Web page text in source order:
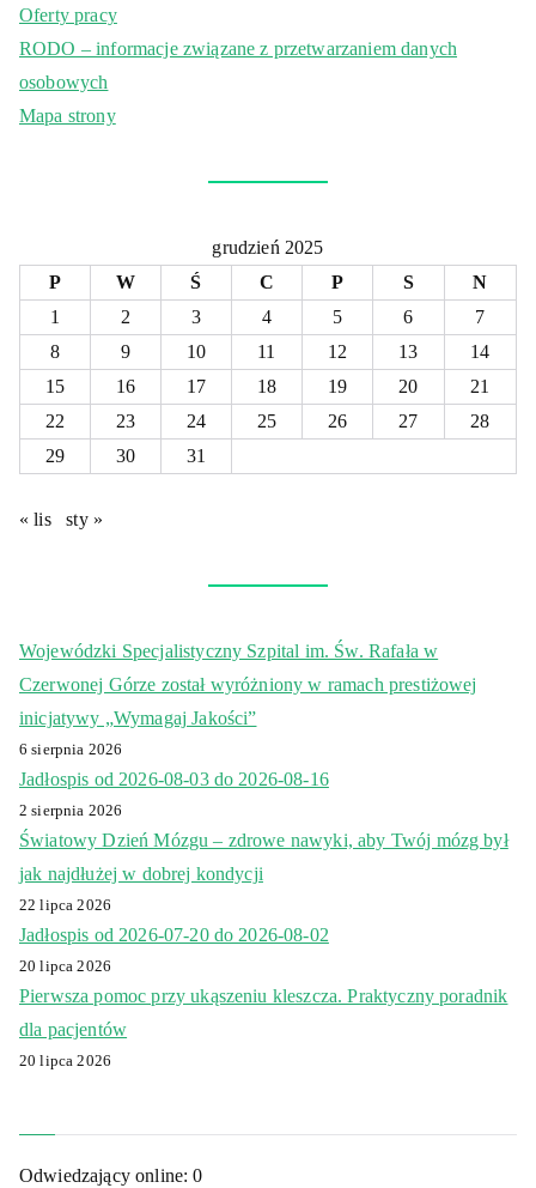
Oferty pracy
RODO – informacje związane z przetwarzaniem danych
osobowych
Mapa strony
grudzień 2025
P
W Ś C P S
N
1
2 3 4 5 6
7
8
9 10 11 12 13
14
15
16 17 18 19 20
21
22
23 24 25 26 27
28
29
30 31
« lis sty »
Wojewódzki Specjalistyczny Szpital im. Św. Rafała w
Czerwonej Górze został wyróżniony w ramach prestiżowej
inicjatywy „Wymagaj Jakości”
6 sierpnia 2026
Jadłospis od 2026-08-03 do 2026-08-16
2 sierpnia 2026
Światowy Dzień Mózgu – zdrowe nawyki, aby Twój mózg był
jak najdłużej w dobrej kondycji
22 lipca 2026
Jadłospis od 2026-07-20 do 2026-08-02
20 lipca 2026
Pierwsza pomoc przy ukąszeniu kleszcza. Praktyczny poradnik
dla pacjentów
20 lipca 2026
Odwiedzający online:0